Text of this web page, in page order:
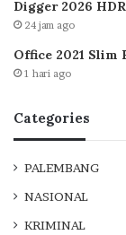
Digger 2026
24 jam ago
Office 2021
1 hari ago
Categories
PALEMBANG
NASIONAL
KRIMINAL